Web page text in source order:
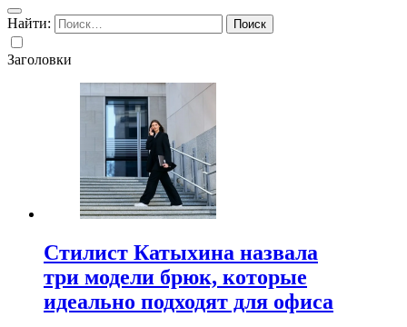
Найти:
Заголовки
Стилист Катыхина назвала
три модели брюк, которые
идеально подходят для офиса